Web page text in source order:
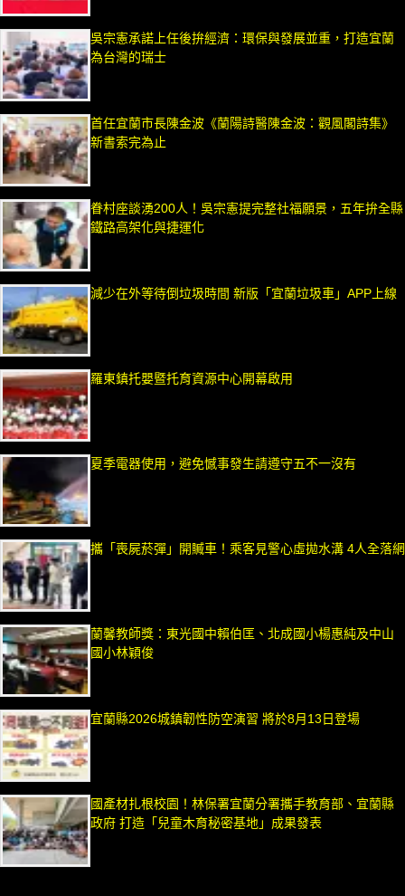
吳宗憲承諾上任後拚經濟：環保與發展並重，打造宜蘭
為台灣的瑞士
首任宜蘭市長陳金波《蘭陽詩醫陳金波：觀風閣詩集》
新書索完為止
眷村座談湧200人！吳宗憲提完整社福願景，五年拚全縣
鐵路高架化與捷運化
減少在外等待倒垃圾時間 新版「宜蘭垃圾車」APP上線
羅東鎮托嬰暨托育資源中心開幕啟用
夏季電器使用，避免憾事發生請遵守五不一沒有
攜「喪屍菸彈」開贓車！乘客見警心虛拋水溝 4人全落網
蘭馨教師獎：東光國中賴伯匡、北成國小楊惠純及中山
國小林穎俊
宜蘭縣2026城鎮韌性防空演習 將於8月13日登場
國產材扎根校園！林保署宜蘭分署攜手教育部、宜蘭縣
政府 打造「兒童木育秘密基地」成果發表